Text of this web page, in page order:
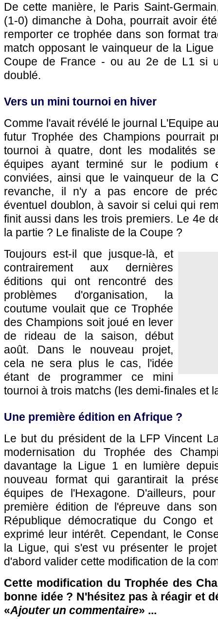
De cette manière, le Paris Saint-
(1-0) dimanche à Doha, pourrait avoir
remporter ce trophée dans son format
match opposant le vainqueur de la
Coupe de France - ou au 2e de L1 si
doublé.
Vers un mini tournoi en hiver
Comme l'avait révélé le journal L'Equipe
futur Trophée des Champions pourrait
tournoi à quatre, dont les modalités
équipes ayant terminé sur le podium
conviées, ainsi que le vainqueur de la
revanche, il n'y a pas encore de
éventuel doublon, à savoir si celui qui
finit aussi dans les trois premiers. Le 4e
la partie ? Le finaliste de la Coupe ?
Toujours est-il que jusque-là, et
contrairement aux dernières
éditions qui ont rencontré des
problèmes d'organisation, la
coutume voulait que ce Trophée
des Champions soit joué en lever
de rideau de la saison, début
août. Dans le nouveau projet,
cela ne sera plus le cas, l'idée
étant de programmer ce mini
tournoi à trois matchs (les demi-finales et
Une première édition en Afrique ?
Le but du président de la LFP Vincent
modernisation du Trophée des
davantage la Ligue 1 en lumière
nouveau format qui garantirait la
équipes de l'Hexagone. D'ailleurs,
première édition de l'épreuve dans
République démocratique du Congo
exprimé leur intérêt. Cependant, le
la Ligue, qui s'est vu présenter le
d'abord valider cette modification de la
Cette modification du Trophée des
bonne idée ? N'hésitez pas à réagir et
«Ajouter un commentaire» ...